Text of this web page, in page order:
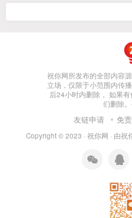
祝你网所发布的全部内容
立场，仅限于小范围内传
后24小时内删除， 如果
们删除
友链申请 免
Copyright © 2023 · 祝你网 · 由祝